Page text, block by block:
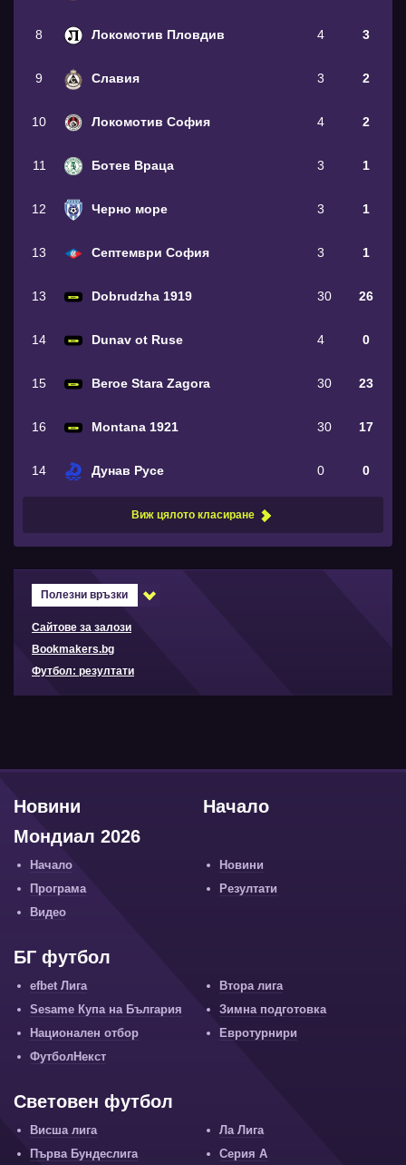
8 Локомотив Пловдив 4 3
9 Славия 3 2
10 Локомотив София 4 2
11 Ботев Враца 3 1
12 Черно море 3 1
13 Септември София 3 1
13 Dobrudzha 1919 30 26
14 Dunav ot Ruse 4 0
15 Beroe Stara Zagora 30 23
16 Montana 1921 30 17
14 Дунав Русе 0 0
Виж цялото класиране
Полезни връзки
Сайтове за залози
Bookmakers.bg
Футбол: резултати
Начало
Новини
Мондиал 2026
Начало
Новини
Програма
Резултати
Видео
БГ футбол
efbet Лига
Втора лига
Sesame Купа на България
Зимна подготовка
Национален отбор
Евротурнири
ФутболНекст
Световен футбол
Висша лига
Ла Лига
Първа Бундеслига
Серия А